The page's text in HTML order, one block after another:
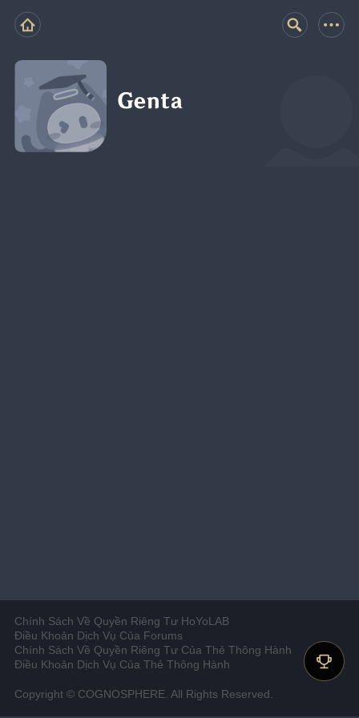
Genta
Chính Sách Về Quyền Riêng Tư HoYoLAB
Điều Khoản Dịch Vụ Của Forums
Chính Sách Về Quyền Riêng Tư Của Thẻ Thông Hành
Điều Khoản Dịch Vụ Của Thẻ Thông Hành
Copyright © COGNOSPHERE. All Rights Reserved.